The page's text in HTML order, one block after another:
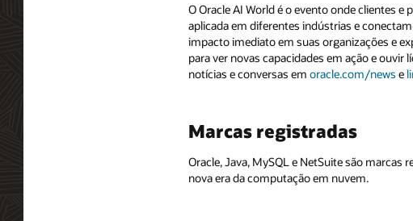
O Oracle AI World é o evento onde clientes
aplicada em diferentes indústrias e
impacto imediato em suas organizações e
para ver novas capacidades em ação e
notícias e conversas em oracle.com/news e
Marcas registradas
Oracle, Java, MySQL e NetSuite são
nova era da computação em nuvem.